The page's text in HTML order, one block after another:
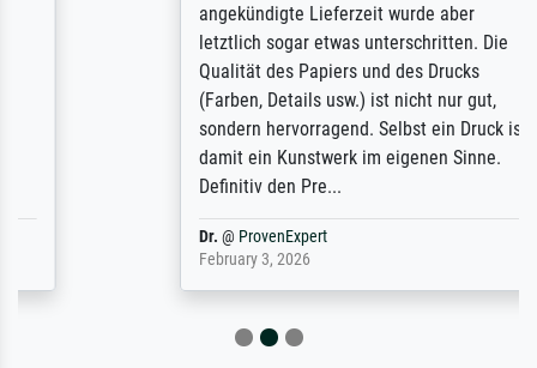
angekündigte Lieferzeit wurde aber
letztlich sogar etwas unterschritten. Die
Qualität des Papiers und des Drucks
(Farben, Details usw.) ist nicht nur gut,
sondern hervorragend. Selbst ein Druck ist
damit ein Kunstwerk im eigenen Sinne.
Definitiv den Pre...
ProvenExpert
February 3, 2026